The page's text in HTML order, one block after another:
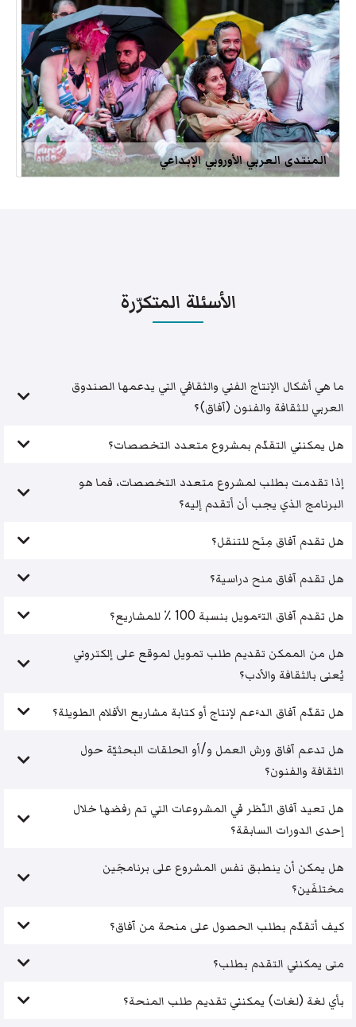
المنتدى العربي الأوروبي الإبداعي
الأسئلة المتكرّرة
ما هي أشكال الإنتاج الفني والثقافي التي يدعمها الصندوق
العربي للثقافة والفنون (آفاق)؟
هل يمكنني التقدّم بمشروع متعدد التخصصات؟
إذا تقدمت بطلب لمشروع متعدد التخصصات، فما هو
البرنامج الذي يجب أن أتقدم إليه؟
هل تقدم آفاق مِنَح للتنقل؟
هل تقدم آفاق منح دراسية؟
هل تقدم آفاق التَّمويل بنسبة 100 ٪ للمشاريع؟
هل من الممكن تقديم طلب تمويل لموقع على إلكتروني
يُعنى بالثقافة والأدب؟
هل تقدّم آفاق الدَّعم لإنتاج أو كتابة مشاريع الأفلام الطويلة؟
هل تدعم آفاق ورش العمل و/أو الحلقات البحثيّة حول
الثقافة والفنون؟
هل تعيد آفاق النّظر في المشروعات التي تم رفضها خلال
إحدى الدورات السابقة؟
هل يمكن أن ينطبق نفس المشروع على برنامجَين
مختلفَين؟
كيف أتقدّم بطلب الحصول على منحة من آفاق؟
متى يمكنني التقدم بطلب؟
بأي لغة (لغات) يمكنني تقديم طلب المنحة؟